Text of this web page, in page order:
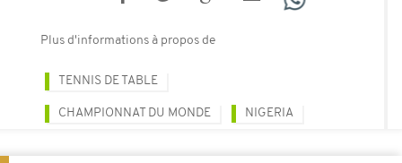
Plus d'informations à propos de
TENNIS DE TABLE
CHAMPIONNAT DU MONDE NIGERIA